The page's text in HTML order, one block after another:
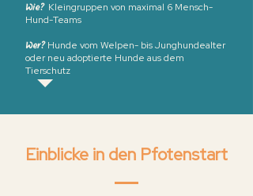
Wie? Kleingruppen von maximal 6 Mensch-
Hund-Teams
Wer?Hunde vom Welpen- bis Junghundealter
oder neu adoptierte Hunde aus dem
Tierschutz
Einblicke in den Pfotenstart